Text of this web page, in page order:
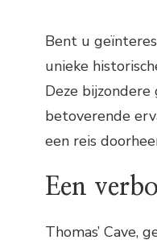
Bent u
unieke
Deze
betoverende
een reis
Een
Thomas’ Cave,